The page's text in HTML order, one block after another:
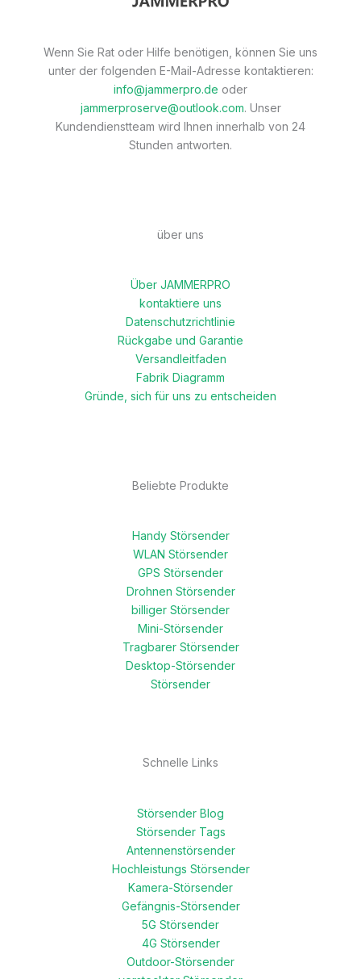
Wenn Sie Rat oder Hilfe benötigen, können Sie uns
unter der folgenden E-Mail-Adresse kontaktieren:
info@jammerpro.de oder
jammerproserve@outlook.com. Unser
Kundendienstteam wird Ihnen innerhalb von 24
Stunden antworten.
über uns
Über JAMMERPRO
kontaktiere uns
Datenschutzrichtlinie
Rückgabe und Garantie
Versandleitfaden
Fabrik Diagramm
Gründe, sich für uns zu entscheiden
Beliebte Produkte
Handy Störsender
WLAN Störsender
GPS Störsender
Drohnen Störsender
billiger Störsender
Mini-Störsender
Tragbarer Störsender
Desktop-Störsender
Störsender
Schnelle Links
Störsender Blog
Störsender Tags
Antennenstörsender
Hochleistungs Störsender
Kamera-Störsender
Gefängnis-Störsender
5G Störsender
4G Störsender
Outdoor-Störsender